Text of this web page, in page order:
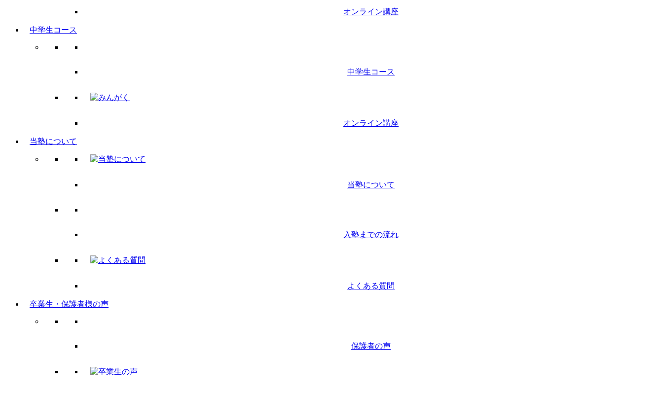
オンライン講座
中学生コース
中学生コース
オンライン講座
当塾について
当塾について
入塾までの流れ
よくある質問
卒業生・保護者様の声
保護者の声